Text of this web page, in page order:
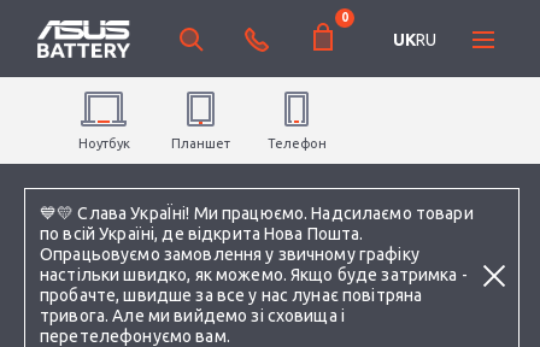
💙💛 Слава УкраЇні! Ми працюємо. Надсилаємо товари
по всій Україні, де відкрита Нова Пошта.
Опрацьовуємо замовлення у звичному графіку
настільки швидко, як можемо. Якщо буде затримка -
пробачте, швидше за все у нас лунає повітряна
тривога. Але ми вийдемо зі сховища і
перетелефонуємо вам.
0
UKRU
Ноутбук Планшет Телефон